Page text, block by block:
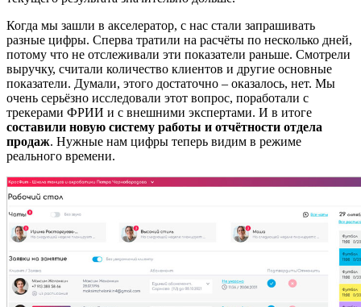
Когда мы зашли в акселератор, с нас стали запрашивать
разные цифры. Сперва тратили на расчёты по несколько дней,
потому что не отслеживали эти показатели раньше. Смотрели
выручку, считали количество клиентов и другие основные
показатели. Думали, этого достаточно – оказалось, нет. Мы
очень серьёзно исследовали этот вопрос, поработали с
трекерами ФРИИ и с внешними экспертами. И в итоге
составили новую систему работы и отчётности отдела
продаж. Нужные нам цифры теперь видим в режиме
реального времени.